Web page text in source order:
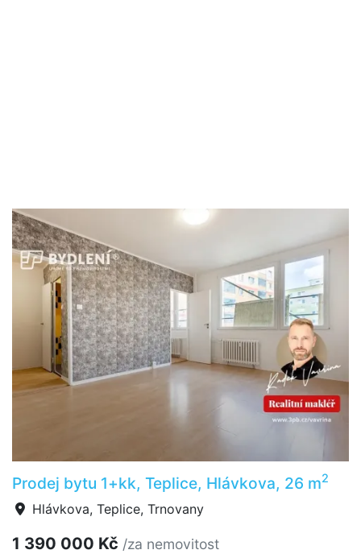
Prodej bytu 1+kk, Teplice, Hlávkova, 26 m2
Hlávkova, Teplice, Trnovany
1 390 000 Kč /za nemovitost